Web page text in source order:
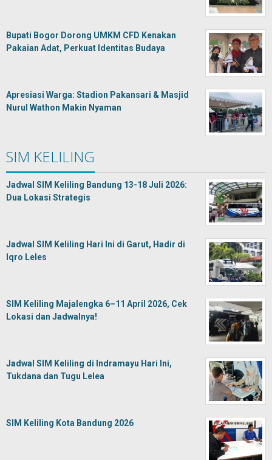
Bupati Bogor Dorong UMKM CFD Kenakan
Pakaian Adat, Perkuat Identitas Budaya
Apresiasi Warga: Stadion Pakansari & Masjid
Nurul Wathon Makin Nyaman
SIM KELILING
Jadwal SIM Keliling Bandung 13-18 Juli 2026:
Dua Lokasi Strategis
Jadwal SIM Keliling Hari Ini di Garut, Hadir di
Iqro Leles
SIM Keliling Majalengka 6–11 April 2026, Cek
Lokasi dan Jadwalnya!
Jadwal SIM Keliling di Indramayu Hari Ini,
Tukdana dan Tugu Lelea
SIM Keliling Kota Bandung 2026